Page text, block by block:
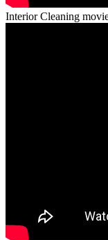
Interior Cleaning